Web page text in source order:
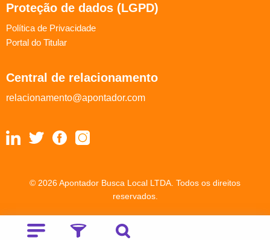
Proteção de dados (LGPD)
Política de Privacidade
Portal do Titular
Central de relacionamento
relacionamento@apontador.com
© 2026 Apontador Busca Local LTDA. Todos os direitos
reservados.